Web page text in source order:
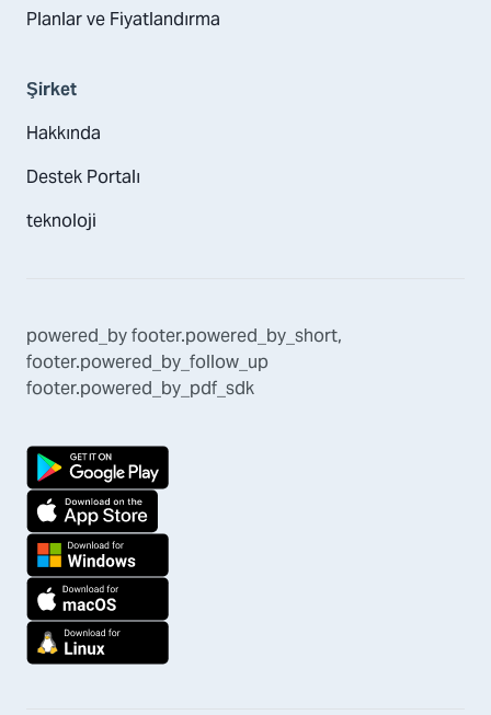
Planlar ve Fiyatlandırma
Şirket
Hakkında
Destek Portalı
teknoloji
powered_byfooter.powered_by_short,
footer.powered_by_follow_up
footer.powered_by_pdf_sdk